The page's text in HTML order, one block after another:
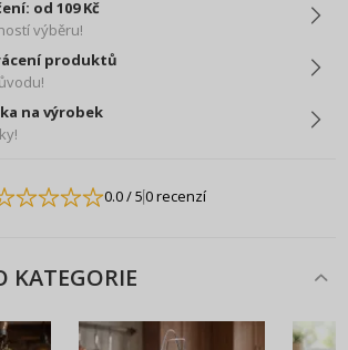
od 109 Kč
výběru!
produktů
na výrobek
0.0/ 50 recenzí
KATEGORIE